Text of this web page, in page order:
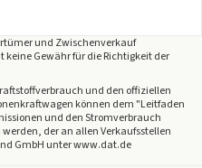
und Zwischenverkauf
Gewähr für die Richtigkeit der
und den offiziellen
können dem "Leitfaden
und den Stromverbrauch
der an allen Verkaufsstellen
GmbH unter www.dat.de